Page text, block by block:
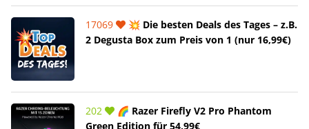
17069
💥 Die besten Deals des Tages – z.B.
2 Degusta Box zum Preis von 1 (nur 16,99€)
202
🌈 Razer Firefly V2 Pro Phantom
Green Edition für 54,99€